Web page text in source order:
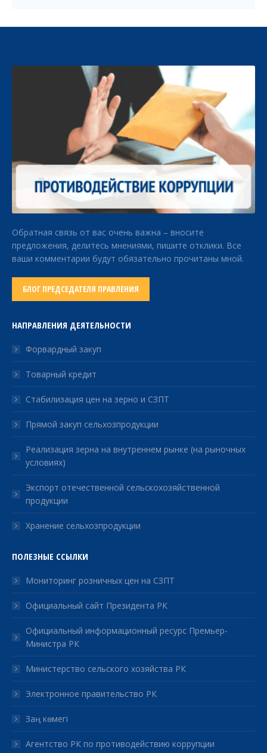
Обратная связь от вас очень важна – вносите
предложения, делитесь мнениями, пишите отклики. Все
ваши комментарии будут обязательно прочитаны мной.
БЛОГ ПРЕДСЕДАТЕЛЯ ПРАВЛЕНИЯ
НАПРАВЛЕНИЯ ДЕЯТЕЛЬНОСТИ
Форвардный закуп
Товарный кредит
Стабилизация цен на зерно и СЗПТ
Прямой закуп сельхозпродукции
Реализация зерна на внутреннем рынке (на рыночных
условиях)
Экспорт отечественной сельскохозяйственной
продукции
Хранение сельхозпродукции
ПОЛЕЗНЫЕ ССЫЛКИ
Мониторинг розничных цен на СЗПТ
Официальный сайт Президента РК
Официальный информационный ресурс Премьер-
Министра РК
Министерство сельского хозяйства РК
Электронное правительство РК
Заң көмегі
Агентство РК по противодействию коррупции